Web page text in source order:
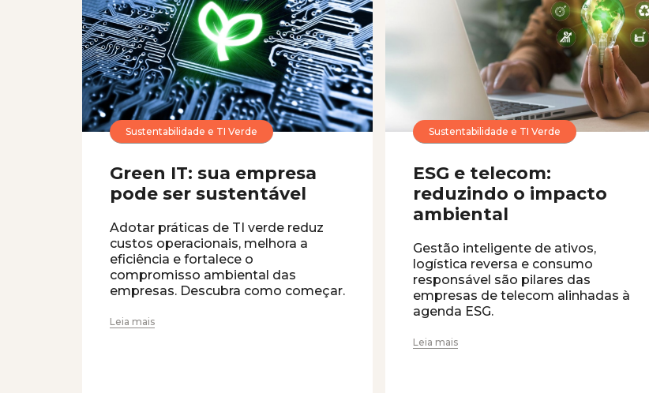
Sustentabilidade e TI Verde
Green IT: sua empresa
pode ser sustentável
Adotar práticas de TI verde reduz
custos operacionais, melhora a
eficiência e fortalece o
compromisso ambiental das
empresas. Descubra como começar.
Leia mais
Sustentabilidade e TI Verde
ESG e telecom:
reduzindo o impacto
ambiental
Gestão inteligente de ativos,
logística reversa e consumo
responsável são pilares das
empresas de telecom alinhadas à
agenda ESG.
Leia mais